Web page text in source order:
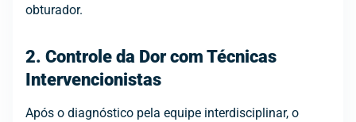
obturador.
2. Controle da Dor com Técnicas
Intervencionistas
Após o diagnóstico pela equipe interdisciplinar, o